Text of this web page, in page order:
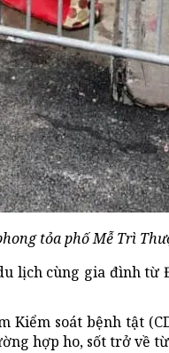
tỏa phố Mễ Trì
lịch cùng gia đình từ
Kiểm soát bệnh tật
hợp ho, sốt trở về